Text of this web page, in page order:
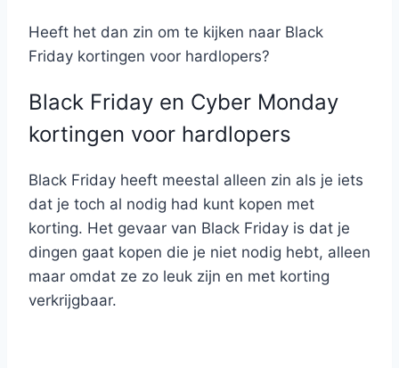
Heeft het dan zin om te kijken naar Black
Friday kortingen voor hardlopers?
Black Friday en Cyber Monday
kortingen voor hardlopers
Black Friday heeft meestal alleen zin als je iets
dat je toch al nodig had kunt kopen met
korting. Het gevaar van Black Friday is dat je
dingen gaat kopen die je niet nodig hebt, alleen
maar omdat ze zo leuk zijn en met korting
verkrijgbaar.